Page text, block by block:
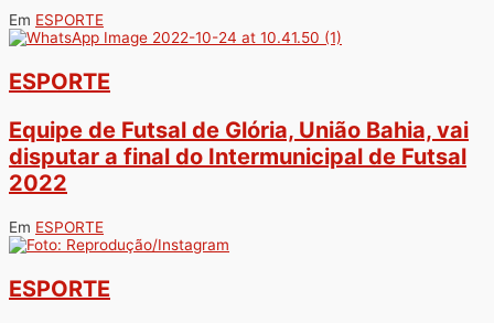
Em ESPORTE
ESPORTE
Equipe de Futsal de Glória, União Bahia, vai
disputar a final do Intermunicipal de Futsal
2022
Em ESPORTE
ESPORTE